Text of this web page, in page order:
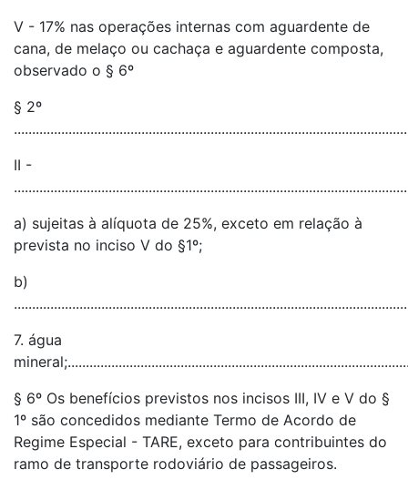
V - 17% nas operações internas com aguardente de
cana, de melaço ou cachaça e aguardente composta,
observado o § 6º
§ 2º
II -
a) sujeitas à alíquota de 25%, exceto em relação à
prevista no inciso V do §1º;
b)
7. água
§ 6º Os benefícios previstos nos incisos III, IV e V do §
1º são concedidos mediante Termo de Acordo de
Regime Especial - TARE, exceto para contribuintes do
ramo de transporte rodoviário de passageiros.